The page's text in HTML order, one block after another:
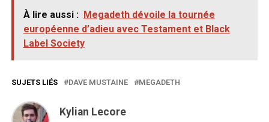
À lire aussi : Megadeth dévoile la tournée
européenne d’adieu avec Testament et Black
Label Society
SUJETS LIÉS DAVE MUSTAINE MEGADETH
Kylian Lecore